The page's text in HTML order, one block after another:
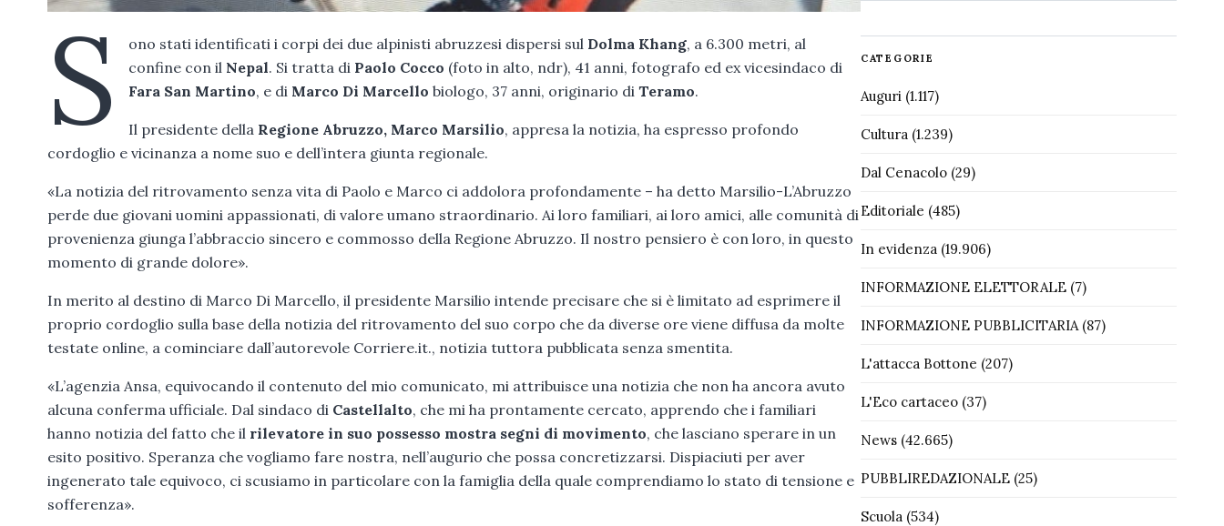
S ono stati identificati i corpi dei due alpinisti abruzzesi dispersi sul Dolma Khang, a 6.300 metri, al
confine con il Nepal. Si tratta di Paolo Cocco (foto in alto, ndr), 41 anni, fotografo ed ex vicesindaco di
Fara San Martino, e di Marco Di Marcellobiologo, 37 anni, originario di Teramo.
Il presidente della Regione Abruzzo, Marco Marsilio, appresa la notizia, ha espresso profondo
cordoglio e vicinanza a nome suo e dell’intera giunta regionale.
«La notizia del ritrovamento senza vita di Paolo e Marco ci addolora profondamente – ha detto Marsilio-L’Abruzzo
perde due giovani uomini appassionati, di valore umano straordinario. Ai loro familiari, ai loro amici, alle comunità di
provenienza giunga l’abbraccio sincero e commosso della Regione Abruzzo. Il nostro pensiero è con loro, in questo
momento di grande dolore».
In merito al destino di Marco Di Marcello, il presidente Marsilio intende precisare che si è limitato ad esprimere il
proprio cordoglio sulla base della notizia del ritrovamento del suo corpo che da diverse ore viene diffusa da molte
testate online, a cominciare dall’autorevole Corriere.it., notizia tuttora pubblicata senza smentita.
«L’agenzia Ansa, equivocando il contenuto del mio comunicato, mi attribuisce una notizia che non ha ancora avuto
alcuna conferma ufficiale. Dal sindaco di Castellalto, che mi ha prontamente cercato, apprendo che i familiari
hanno notizia del fatto che il rilevatore in suo possesso mostra segni di movimento, che lasciano sperare in un
esito positivo. Speranza che vogliamo fare nostra, nell’augurio che possa concretizzarsi. Dispiaciuti per aver
ingenerato tale equivoco, ci scusiamo in particolare con la famiglia della quale comprendiamo lo stato di tensione e
sofferenza».
CATEGORIE
Auguri(1.117)
Cultura(1.239)
Dal Cenacolo(29)
Editoriale (485)
In evidenza(19.906)
INFORMAZIONE ELETTORALE(7)
INFORMAZIONE PUBBLICITARIA(87)
L'attacca Bottone (207)
L'Eco cartaceo(37)
News(42.665)
PUBBLIREDAZIONALE(25)
Scuola(534)